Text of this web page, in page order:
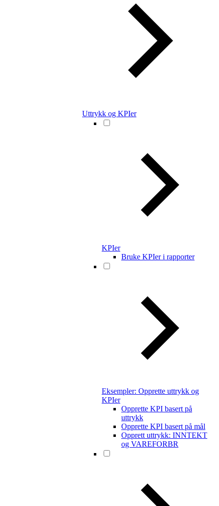
Uttrykk og KPIer
KPIer
Bruke KPIer i rapporter
Eksempler: Opprette uttrykk og
KPIer
Opprette KPI basert på
uttrykk
Opprette KPI basert på mål
Opprett uttrykk: INNTEKT
og VAREFORBR